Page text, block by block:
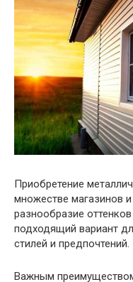
Приобретение
множестве магазинов
разнообразие
подходящий вариант
стилей и предпочтений.
Важным